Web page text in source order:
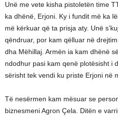
Unë me vete kisha pistoletën time
ka dhënë, Erjoni. Ky i fundit më ka
më kërkuar që ta prisja aty. Unë
qëndruar, por kam qëlluar në
dha Mëhillaj. Armën ia kam dhënë
ndodhur pasi kam qenë plotësisht i
sërisht tek vendi ku priste Erjoni në
Të nesërmen kam mësuar se
biznesmeni Agron Çela. Ditën e